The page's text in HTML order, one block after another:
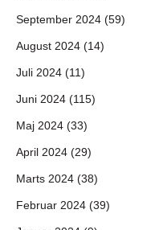
September 2024 (59)
August 2024 (14)
Juli 2024 (11)
Juni 2024 (115)
Maj 2024 (33)
April 2024 (29)
Marts 2024 (38)
Februar 2024 (39)